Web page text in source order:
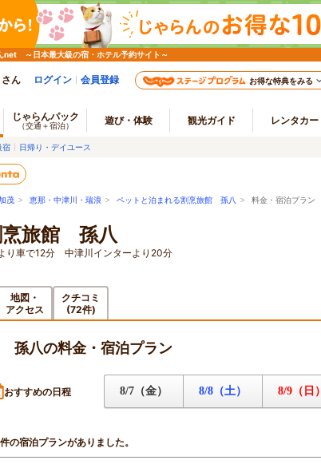
net ～日本最大級の宿・ホテル予約サイト～
ん ログイン 会員登録 お得な特典をみる
じゃらんパック
（交通＋宿泊） 遊び・体験 観光ガイド レンタカー
宿 日帰り・デイユース
茂 > 恵那・中津川・瑞浪 > ペットと泊まれる割烹旅館 孫八 > 料金・宿泊プラン
烹旅館 孫八
り車で12分 中津川インターより20分
地図・
アクセス
クチコミ
(72件)
孫八の料金・宿泊プラン
おすすめの日程 8/7（金） 8/8（土） 8/9（日）
件の宿泊プランがありました。